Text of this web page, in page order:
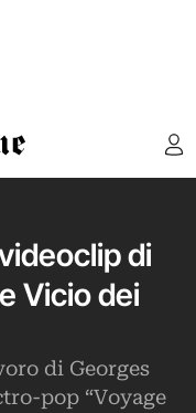
di
Vicio dei
di Georges
pop “Voyage